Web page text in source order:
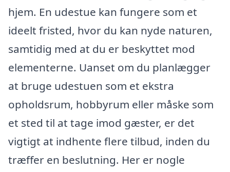
hjem. En udestue kan fungere som et
ideelt fristed, hvor du kan nyde naturen,
samtidig med at du er beskyttet mod
elementerne. Uanset om du planlægger
at bruge udestuen som et ekstra
opholdsrum, hobbyrum eller måske som
et sted til at tage imod gæster, er det
vigtigt at indhente flere tilbud, inden du
træffer en beslutning. Her er nogle